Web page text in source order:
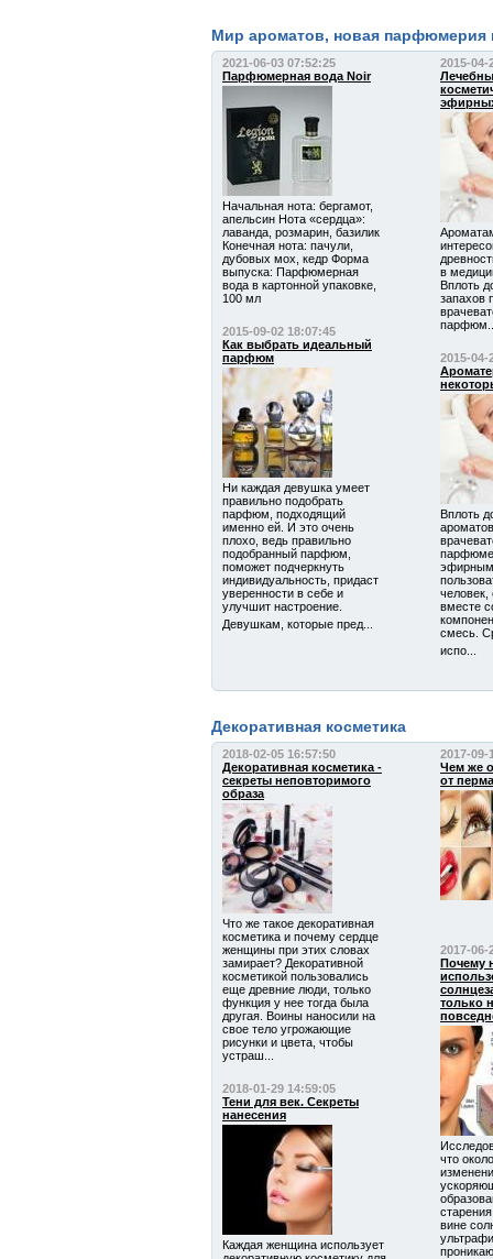
Мир ароматов, новая
2021-06-03 07:52:25
Парфюмерная вода Noir
Начальная нота: бергамот,
апельсин Нота «сердца»:
лаванда, розмарин, базилик
Конечная нота: пачули,
дубовых мох, кедр Форма
выпуска: Парфюмерная
вода в картонной упаковке,
100 мл
2015-09-02 18:07:45
Как выбрать идеальный
парфюм
Ни каждая девушка умеет
правильно подобрать
парфюм, подходящий
именно ей. И это очень
плохо, ведь правильно
подобранный парфюм,
поможет подчеркнуть
индивидуальность, придаст
уверенности в себе и
улучшит настроение.
Девушкам, которые пред...
2015-04-
в
Вплоть
запахов
2015-04-
Вплоть
человек,
вместе
смесь.
испо...
Декоративная косметика
2018-02-05 16:57:50
Декоративная косметика -
секреты неповторимого
образа
Что же такое декоративная
косметика и почему сердце
женщины при этих словах
замирает? Декоративной
косметикой пользовались
еще древние люди, только
функция у нее тогда была
другая. Воины наносили на
свое тело угрожающие
рисунки и цвета, чтобы
устраш...
2018-01-29 14:59:05
Тени для век. Секреты
нанесения
Каждая женщина использует
2017-09-
Чем же
от
2017-06-
Почему
только
что
вине